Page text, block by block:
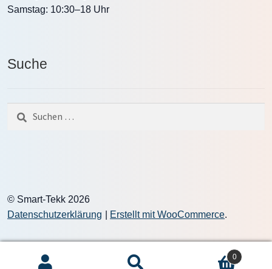
Samstag: 10:30–18 Uhr
Suche
nach:
© Smart-Tekk 2026
Datenschutzerklärung
Erstellt mit WooCommerce.
0